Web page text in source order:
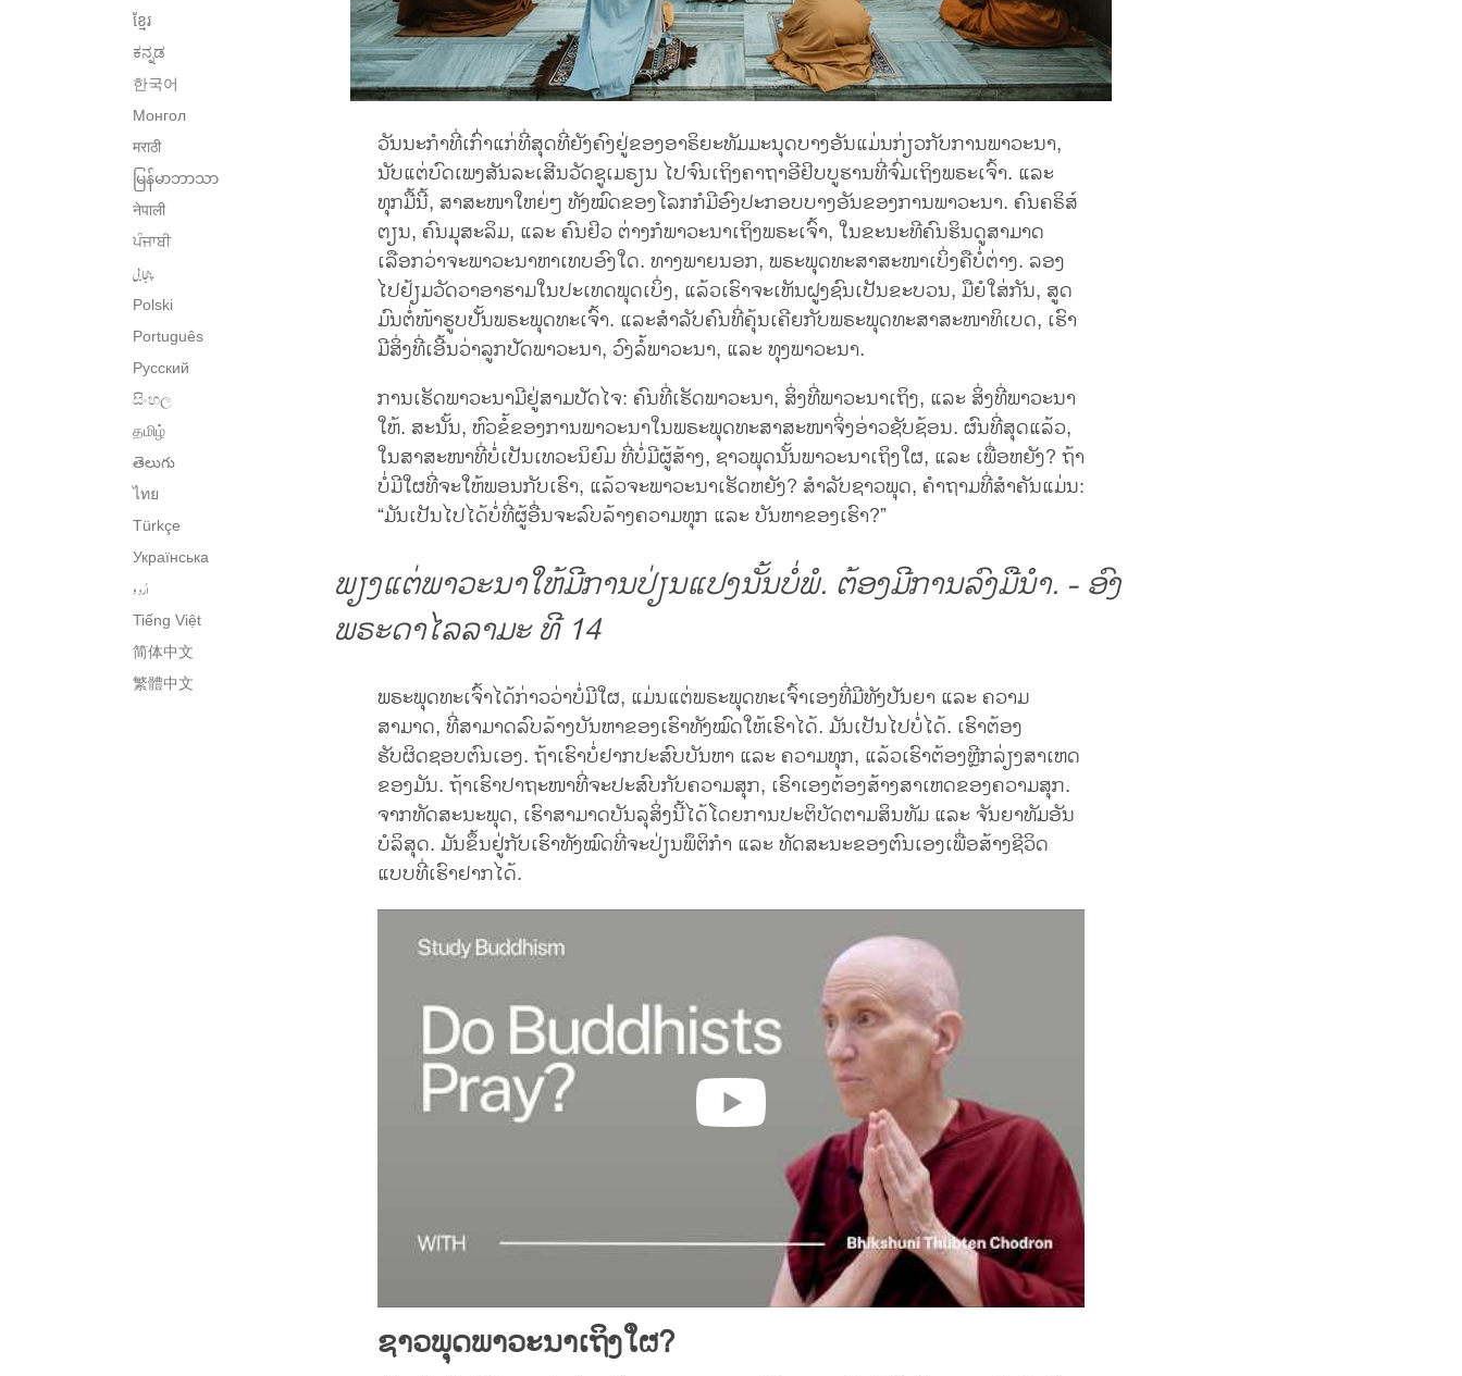
ខ្មែរ
ಕನ್ನಡ
한국어
Монгол
मराठी
မြန်မာဘာသာ
नेपाली
ਪੰਜਾਬੀ
پنجابی
Polski
Português
Русский
සිංහල
தமிழ்
తెలుగు
ไทย
Türkçe
Українська
اُردو
Tiếng Việt
简体中文
繁體中文
ວັນນະກຳທີ່ເກົ່າແກ່ທີ່ສຸດທີ່ຍັງຄົງຢູ່ຂອງອາຣິຍະທັມມະນຸດບາງອັນແມ່ນກ່ຽວກັບການພາວະນາ,
ນັບແຕ່ບົດເພງສັນລະເສີນວັດຊູເມຣຽນ ໄປຈົນເຖິງຄາຖາອີຢິບບູຮານທີ່ຈົ່ມເຖິງພຣະເຈົ້າ. ແລະ
ທຸກມື້ນີ້, ສາສະໜາໃຫຍ່ໆ ທັງໝົດຂອງໂລກກໍມີອົງປະກອບບາງອັນຂອງການພາວະນາ. ຄົນຄຣິສ໌
ຕຽນ, ຄົນມຸສະລິມ, ແລະ ຄົນຢິວ ຕ່າງກໍພາວະນາເຖິງພຣະເຈົ້າ, ໃນຂະນະທີຄົນຮິນດູສາມາດ
ເລືອກວ່າຈະພາວະນາຫາເທບອົງໃດ. ທາງພາຍນອກ, ພຣະພຸດທະສາສະໜາເບິ່ງຄືບໍ່ຕ່າງ. ລອງ
ໄປຢ້ຽມວັດວາອາຮາມໃນປະເທດພຸດເບິ່ງ, ແລ້ວເຮົາຈະເຫັນຝູງຊົນເປັນຂະບວນ, ມືຍໍໃສ່ກັນ, ສູດ
ມົນຕໍ່ໜ້າຮູບປັ້ນພຣະພຸດທະເຈົ້າ. ແລະສຳລັບຄົນທີ່ຄຸ້ນເຄີຍກັບພຣະພຸດທະສາສະໜາທິເບດ, ເຮົາ
ມີສິ່ງທີ່ເອີ້ນວ່າລູກປັດພາວະນາ, ວົງລໍ້ພາວະນາ, ແລະ ທຸງພາວະນາ.
ການເຮັດພາວະນາມີຢູ່ສາມປັດໄຈ: ຄົນທີ່ເຮັດພາວະນາ, ສິ່ງທີ່ພາວະນາເຖິງ, ແລະ ສິ່ງທີ່ພາວະນາ
ໃຫ້. ສະນັ້ນ, ຫົວຂໍ້ຂອງການພາວະນາໃນພຣະພຸດທະສາສະໜາຈິ່ງອ່າວຊັບຊ້ອນ. ຜົນທີ່ສຸດແລ້ວ,
ໃນສາສະໜາທີ່ບໍ່ເປັນເທວະນິຍົມ ທີ່ບໍ່ມີຜູ້ສ້າງ, ຊາວພຸດນັ້ນພາວະນາເຖິງໃຜ, ແລະ ເພື່ອຫຍັງ? ຖ້າ
ບໍ່ມີໃຜທີ່ຈະໃຫ້ພອນກັບເຮົາ, ແລ້ວຈະພາວະນາເຮັດຫຍັງ? ສຳລັບຊາວພຸດ, ຄຳຖາມທີ່ສຳຄັນແມ່ນ:
“ມັນເປັນໄປໄດ້ບໍ່ທີ່ຜູ້ອື່ນຈະລົບລ້າງຄວາມທຸກ ແລະ ບັນຫາຂອງເຮົາ?”
ພຽງແຕ່ພາວະນາໃຫ້ມີການປ່ຽນແປງນັ້ນບໍ່ພໍ. ຕ້ອງມີການລົງມືນຳ. - ອົງ
ພຣະດາໄລລາມະ ທີ 14
ພຣະພຸດທະເຈົ້າໄດ້ກ່າວວ່າບໍ່ມີໃຜ, ແມ່ນແຕ່ພຣະພຸດທະເຈົ້າເອງທີ່ມີທັງປັນຍາ ແລະ ຄວາມ
ສາມາດ, ທີ່ສາມາດລົບລ້າງບັນຫາຂອງເຮົາທັງໝົດໃຫ້ເຮົາໄດ້. ມັນເປັນໄປບໍ່ໄດ້. ເຮົາຕ້ອງ
ຮັບຜິດຊອບຕົນເອງ. ຖ້າເຮົາບໍ່ຢາກປະສົບບັນຫາ ແລະ ຄວາມທຸກ, ແລ້ວເຮົາຕ້ອງຫຼີກລ່ຽງສາເຫດ
ຂອງມັນ. ຖ້າເຮົາປາຖະໜາທີ່ຈະປະສົບກັບຄວາມສຸກ, ເຮົາເອງຕ້ອງສ້າງສາເຫດຂອງຄວາມສຸກ.
ຈາກທັດສະນະພຸດ, ເຮົາສາມາດບັນລຸສິ່ງນີ້ໄດ້ໂດຍການປະຕິບັດຕາມສິນທັມ ແລະ ຈັນຍາທັມອັນ
ບໍລິສຸດ. ມັນຂຶ້ນຢູ່ກັບເຮົາທັງໝົດທີ່ຈະປ່ຽນພຶຕິກຳ ແລະ ທັດສະນະຂອງຕົນເອງເພື່ອສ້າງຊີວິດ
ແບບທີ່ເຮົາຢາກໄດ້.
ຊາວພຸດພາວະນາເຖິງໃຜ?